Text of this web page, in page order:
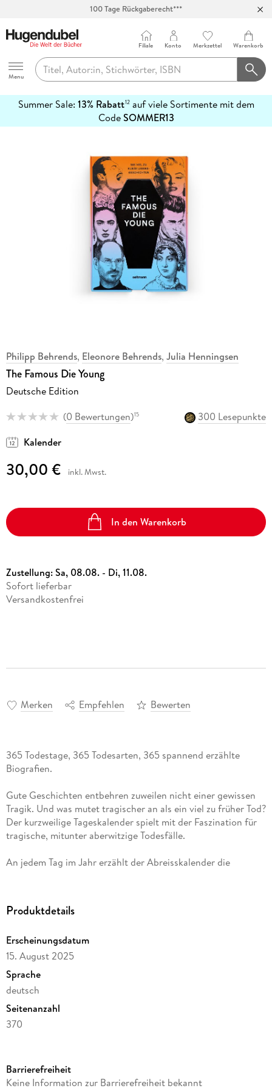
100 Tage Rückgaberecht***
Hugendubel
Menu
Filiale Konto Merkzettel Warenkorb
Summer Sale: 13% Rabatt12auf viele Sortimente mit dem
CodeSOMMER13
erfahren
Philipp Behrends, Eleonore Behrends, Julia Henningsen
The Famous Die Young
Deutsche Edition
(0 Bewertungen)15
300 Lesepunkte
Kalender
30,00 € inkl. Mwst.
In den Warenkorb
Zustellung:Sa, 08.08. - Di, 11.08.
Sofort lieferbar
Versandkostenfrei
Merken Empfehlen Bewerten
365 Todestage, 365 Todesarten, 365 ­spannend erzählte
Biografien.
Gute Geschichten entbehren zuweilen nicht einer gewissen
Tragik. Und was mutet tragischer an als ein viel zu früher Tod?
Der kurzweilige ­Tageskalender spielt mit der Faszination für
tragische, mit­unter ­aberwitzige Todesfälle.
An jedem Tag im Jahr erzählt der Abreisskalender die
Nachwelt.
Die Protagonisten sind Pioniere ihres Fachs, wahre Genies,
mutige ­Erfinder, gefeierte Stars, gefallene Helden, ­tapfere
Kämpfer, verarmte Denker, außergewöhnliche
Sportskanonen und musikalische Ausnahme­talente. Ein
illustrer Kreis aus wahren Legenden, die in jungen Jahren
Großes leisten und die Grenzen ihrer Zeit verschieben.
Produktdetails
Erscheinungsdatum
15. August 2025
Sprache
deutsch
Seitenanzahl
370
Verlag/Hersteller
Barrierefreiheit
Keine Information zur Barrierefreiheit bekannt